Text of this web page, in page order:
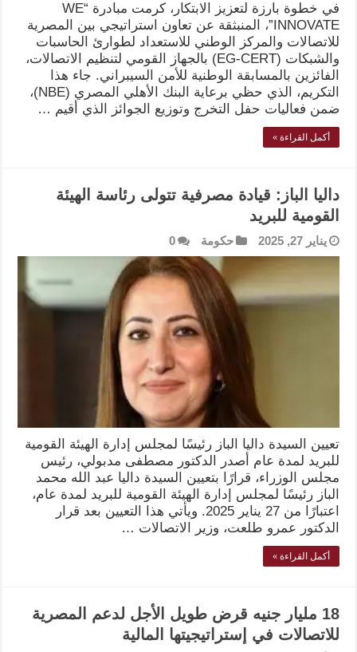
في خطوة بارزة لتعزيز الابتكار، كرمت مبادرة “WE
INNOVATE”، المنبثقة عن تعاون استراتيجي بين المصرية
للاتصالات والمركز الوطني للاستعداد لطوارئ الحاسبات
والشبكات (EG-CERT) بالجهاز القومي لتنظيم الاتصالات،
الفائزين بالمسابقة الوطنية للأمن السيبراني. جاء هذا
التكريم، الذي حظي برعاية البنك الأهلي المصري (NBE)،
ضمن فعاليات حفل التخرج وتوزيع الجوائز الذي أقيم …
أكمل القراءة »
داليا الباز: قيادة مصرفية تتولى رئاسة الهيئة
القومية للبريد
يناير 27, 2025 حكومة 0
تعيين السيدة داليا الباز رئيسًا لمجلس إدارة الهيئة القومية
للبريد لمدة عام أصدر الدكتور مصطفى مدبولي، رئيس
مجلس الوزراء، قرارًا بتعيين السيدة داليا عبد الله محمد
الباز رئيسًا لمجلس إدارة الهيئة القومية للبريد لمدة عام،
اعتبارًا من 27 يناير 2025. ويأتي هذا التعيين بعد قرار
الدكتور عمرو طلعت، وزير الاتصالات …
أكمل القراءة »
18 مليار جنيه قرض طويل الأجل لدعم المصرية
للاتصالات في إستراتيجيتها المالية